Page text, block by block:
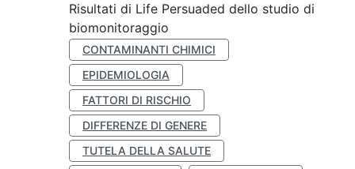
Risultati di Life Persuaded dello studio di
biomonitoraggio
CONTAMINANTI CHIMICI
EPIDEMIOLOGIA
FATTORI DI RISCHIO
DIFFERENZE DI GENERE
TUTELA DELLA SALUTE